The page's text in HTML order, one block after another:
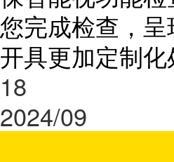
您完成检查，
开具更加定制
18
2024/09